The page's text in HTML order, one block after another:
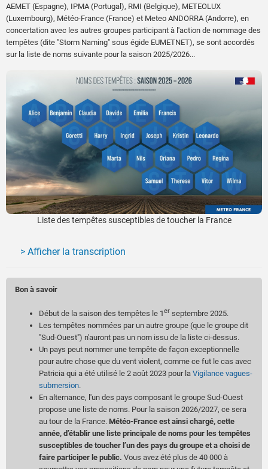
AEMET (Espagne), IPMA (Portugal), RMI (Belgique), METEOLUX
(Luxembourg), Météo-France (France) et Meteo ANDORRA (Andorre), en
concertation avec les autres groupes participant à l'action de nommage des
tempêtes (dite "Storm Naming" sous égide EUMETNET), se sont accordés
sur la liste de noms suivante pour la saison 2025/2026...
Liste des tempêtes susceptibles de toucher la France
> Afficher la transcription
Alice
Claudia
Davide
Emilia
Francis
Goretti
Harry
Ingrid
Joseph
Kristin
Leonardo
Marta
Nils
Oriana
Bon à savoir
Début de la saison des tempêtes le 1er septembre 2025.
Les tempêtes nommées par un autre groupe (que le groupe dit
"Sud-Ouest") n'auront pas un nom issu de la liste ci-dessus.
Un pays peut nommer une tempête de façon exceptionnelle
pour autre chose que du vent violent, comme ce fut le cas avec
Patricia qui a été utilisé le 2 août 2023 pour la Vigilance vagues-
submersion.
En alternance, l'un des pays composant le groupe Sud-Ouest
propose une liste de noms. Pour la saison 2026/2027, ce sera
au tour de la France. Météo-France est ainsi chargé, cette
année, d’établir une liste principale de noms pour les tempêtes
susceptibles de toucher l’un des pays du groupe et a choisi de
faire participer le public. Vous avez été plus de 40 000 à